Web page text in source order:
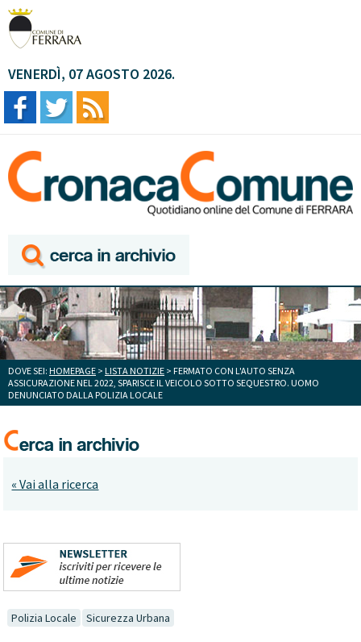
VENERDÌ, 07 AGOSTO 2026.
DOVE SEI: HOMEPAGE > LISTA NOTIZIE > FERMATO CON L'AUTO SENZA
ASSICURAZIONE NEL 2022, SPARISCE IL VEICOLO SOTTO SEQUESTRO. UOMO
DENUNCIATO DALLA POLIZIA LOCALE
« Vai alla ricerca
Polizia Locale Sicurezza Urbana